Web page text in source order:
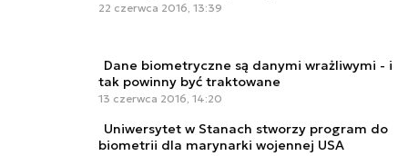
22 czerwca 2016, 13:39
Dane biometryczne są danymi wrażliwymi - i
tak powinny być traktowane
13 czerwca 2016, 14:20
Uniwersytet w Stanach stworzy program do
biometrii dla marynarki wojennej USA